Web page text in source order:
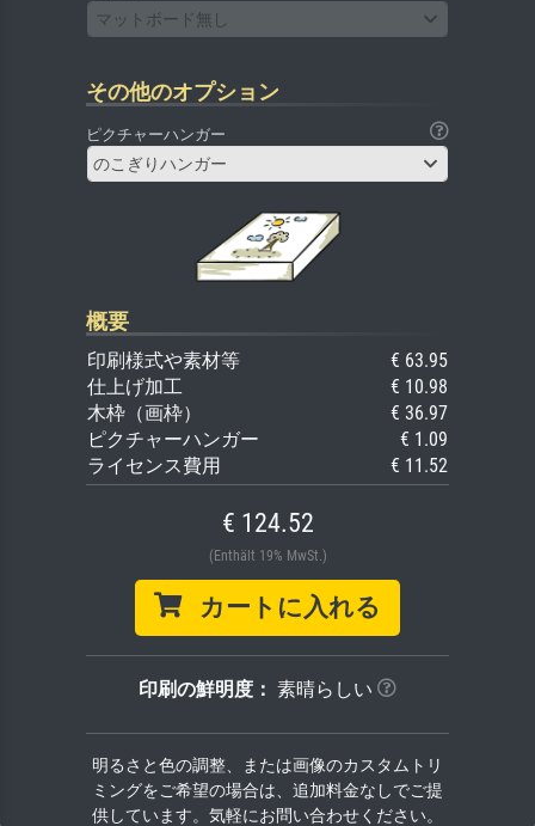
マットボード無し
その他のオプション
ピクチャーハンガー
のこぎりハンガー
概要
印刷様式や素材等
€ 63.95
仕上げ加工
€ 10.98
木枠（画枠）
€ 36.97
ピクチャーハンガー
€ 1.09
ライセンス費用
€ 11.52
€ 124.52
(Enthält 19% MwSt.)
カートに入れる
印刷の鮮明度： 素晴らしい
明るさと色の調整、または画像のカスタムトリ
ミングをご希望の場合は、追加料金なしでご提
供しています。気軽にお問い合わせください。